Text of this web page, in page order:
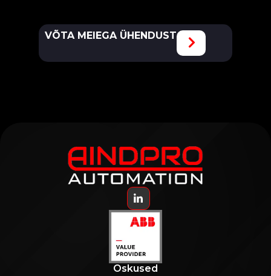
VÕTA MEIEGA ÜHENDUST
Oskused